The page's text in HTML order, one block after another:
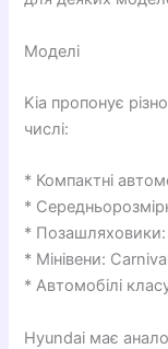
Моделі
Kia пропонує
числі:
* Компактні
*
*
* Мінівени: Carnival
* Автомобілі
Hyundai має